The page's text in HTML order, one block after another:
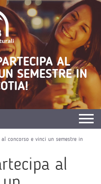
AL
SEMESTRE IN
concorso e vinci un semestre in
al